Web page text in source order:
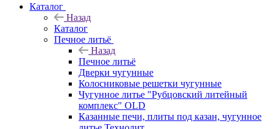
Каталог
Назад
Каталог
Печное литьё
Назад
Печное литьё
Дверки чугунные
Колосниковые решетки чугунные
Чугунное литье "Рубцовский литейный
комплекс" OLD
Казанные печи, плиты под казан, чугунное